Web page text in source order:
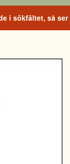
i sökfältet, så